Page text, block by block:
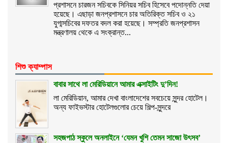
প্রশাসনে চারজন সচিবকে সিনিয়র সচিব হিসেবে পদোন্নতি দেয়া
হয়েছে। এছাড়া জনপ্রশাসনে চার অতিরিক্ত সচিব ও ২১
যুগ্মসচিবের দফতর বদল করা হয়েছে। সম্প্রতি জনপ্রশাসন
মন্ত্রণালয় থেকে এ সংক্রান্ত...
শিশু ক্যাম্পাস
বাবার সাথে লা মেরিডিয়ানে আমার এক্সাইটিং দু’দিন!
লা মেরিডিয়ান, আমার দেখা বাংলাদেশের সবচেয়ে সুন্দর হোটেল।
অন্য ফাইভস্টার হোটেলগুলোর চেয়ে শিল্প-সুন্দরে
সহজপাঠ স্কুলে অনলাইনে ‘যেমন খুশি তেমন সাজো উৎসব’